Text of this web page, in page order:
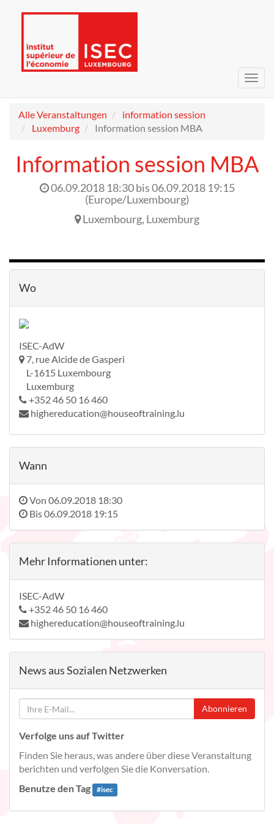
Alle Veranstaltungen
information session
Luxemburg
Information session MBA
Information session MBA
06.09.2018 18:30bis06.09.2018 19:15
(Europe/Luxembourg)
Luxembourg, Luxemburg
Wo
ISEC-AdW
7, rue Alcide de Gasperi
L-1615 Luxembourg
Luxemburg
+352 46 50 16 460
highereducation@houseoftraining.lu
Wann
Von 06.09.2018 18:30
Bis06.09.2018 19:15
Mehr Informationen unter:
ISEC-AdW
+352 46 50 16 460
highereducation@houseoftraining.lu
News aus Sozialen Netzwerken
Abonnieren
Verfolge uns auf Twitter
Finden Sie heraus, was andere über diese Veranstaltung
berichten und verfolgen Sie die Konversation.
Benutze den Tag
#isec